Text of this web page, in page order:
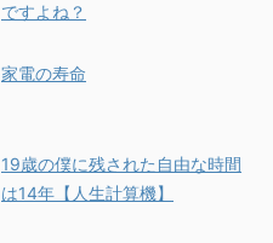
ですよね？
家電の寿命
19歳の僕に残された自由な時間
は14年【人生計算機】